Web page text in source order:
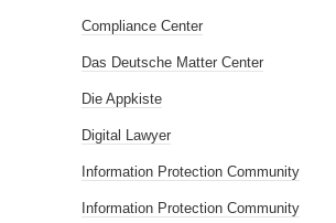
Compliance Center
Das Deutsche Matter Center
Die Appkiste
Digital Lawyer
Information Protection Community
Information Protection Community